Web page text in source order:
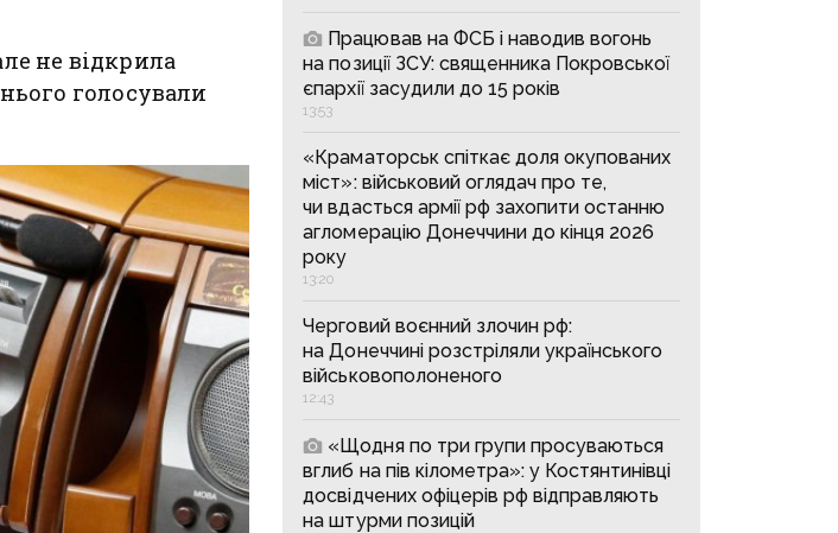
не відкрила
голосували
Працював на ФСБ і наводив вогонь
на позиції ЗСУ: священника Покровської
єпархії засудили до 15 років
13:53
«Краматорськ спіткає доля окупованих
міст»: військовий оглядач про те,
чи вдасться армії рф захопити останню
агломерацію Донеччини до кінця 2026
року
13:20
Черговий воєнний злочин рф:
на Донеччині розстріляли українського
військовополоненого
12:43
«Щодня по три групи просуваються
вглиб на пів кілометра»: у Костянтинівці
досвідчених офіцерів рф відправляють
на штурми позицій